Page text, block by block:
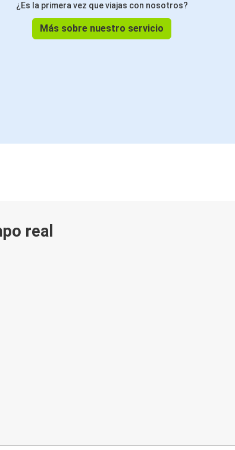
¿Es la primera vez que viajas con nosotros?
Más sobre nuestro servicio
real